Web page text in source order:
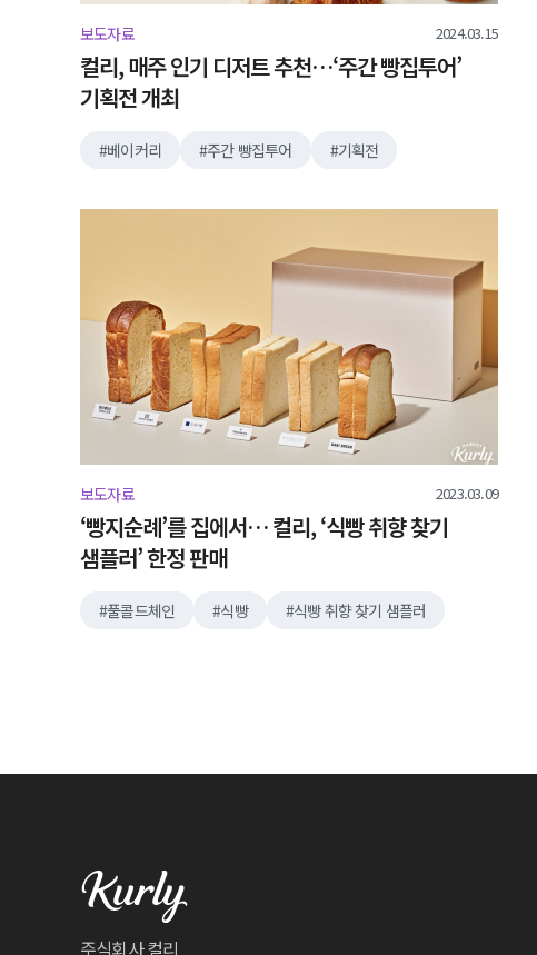
보도자료 2024.03.15
컬리, 매주 인기 디저트 추천…‘주간 빵집투어’
기획전 개최
베이커리 주간 빵집투어 기획전
보도자료 2023.03.09
‘빵지순례’를 집에서… 컬리, ‘식빵 취향 찾기
샘플러’ 한정 판매
풀콜드체인 식빵 식빵 취향 찾기 샘플러
주식회사 컬리